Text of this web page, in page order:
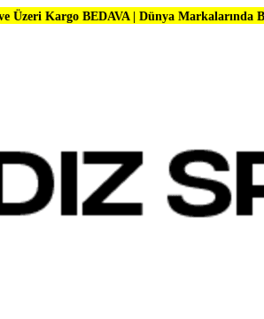
| Dünya Markalarında Büyük İndirimler